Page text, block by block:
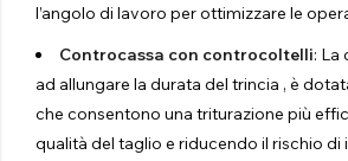
l’angolo di lavoro per ottimizzare le
Controcassa con controcoltelli: La
ad allungare la durata del trincia , è
che consentono una triturazione più
qualità del taglio e riducendo il rischio di